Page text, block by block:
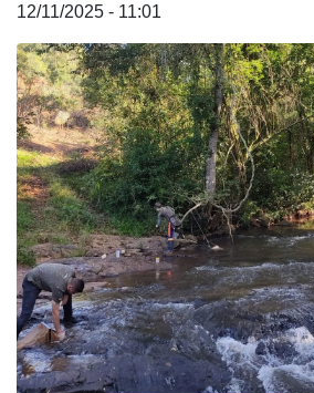
12/11/2025 - 11:01